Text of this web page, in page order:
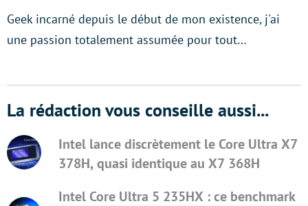
Geek incarné depuis le début de mon existence, j'ai
une passion totalement assumée pour tout…
La rédaction vous conseille aussi...
Intel lance discrètement le Core Ultra X7
378H, quasi identique au X7 368H
Intel Core Ultra 5 235HX : ce benchmark